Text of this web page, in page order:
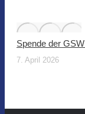
Spende der
7. April 2026